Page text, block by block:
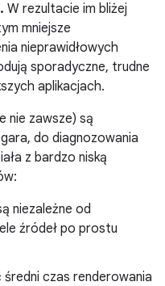
W rezultacie im bliżej
mniejsze
nieprawidłowych
sporadyczne, trudne
aplikacjach.
nie zawsze) są
do diagnozowania
z bardzo niską
niezależne od
źródeł po prostu
czas renderowania